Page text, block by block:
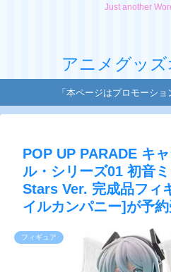
Just another
アニメグッ
「本ページはプロモーショ
POP UP PARADE キ
ル・シリーズ01 初音
Stars Ver. 完成品フィ
イルカンパニー]が予
フィギュア